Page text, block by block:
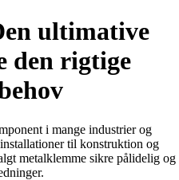
ultimative
den rigtige
i mange industrier og
til konstruktion og
metalklemme sikre pålidelig og